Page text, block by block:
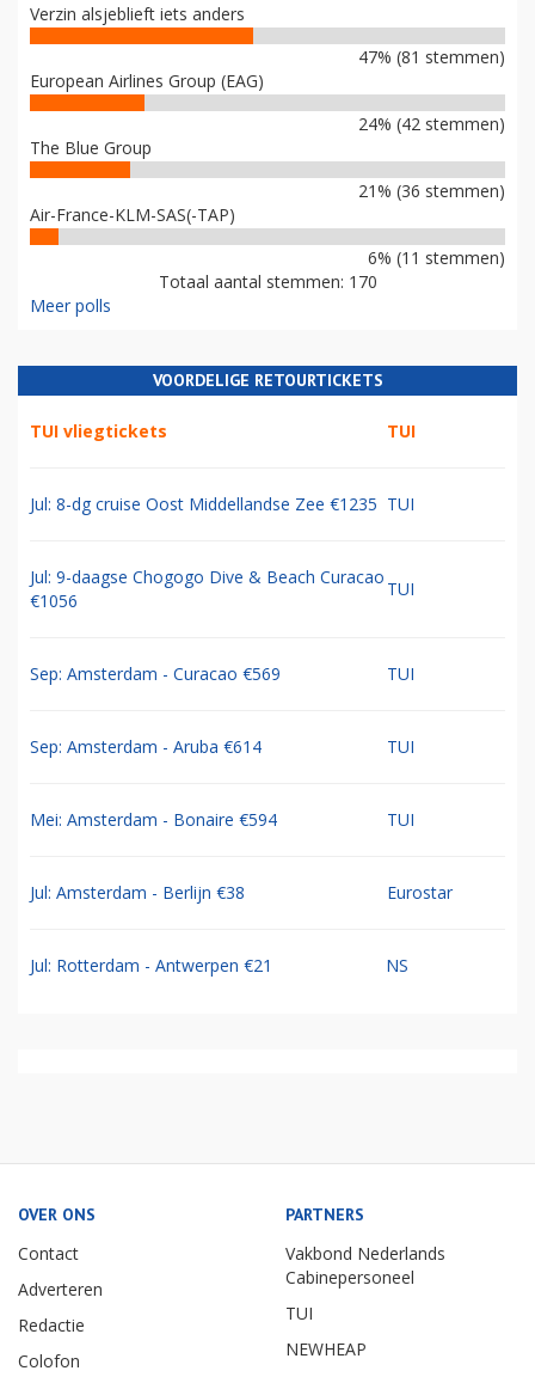
Verzin alsjeblieft iets anders
47% (81 stemmen)
European Airlines Group (EAG)
24% (42 stemmen)
The Blue Group
21% (36 stemmen)
Air-France-KLM-SAS(-TAP)
6% (11 stemmen)
Totaal aantal stemmen: 170
Meer polls
VOORDELIGE RETOURTICKETS
TUI vliegtickets TUI
Jul: 8-dg cruise Oost Middellandse Zee €1235 TUI
Jul: 9-daagse Chogogo Dive & Beach Curacao
€1056
TUI
Sep: Amsterdam - Curacao €569 TUI
Sep: Amsterdam - Aruba €614 TUI
Mei: Amsterdam - Bonaire €594 TUI
Jul: Amsterdam - Berlijn €38 Eurostar
Jul: Rotterdam - Antwerpen €21 NS
OVER ONS
Contact
Adverteren
Redactie
Colofon
PARTNERS
Vakbond Nederlands
Cabinepersoneel
TUI
NEWHEAP